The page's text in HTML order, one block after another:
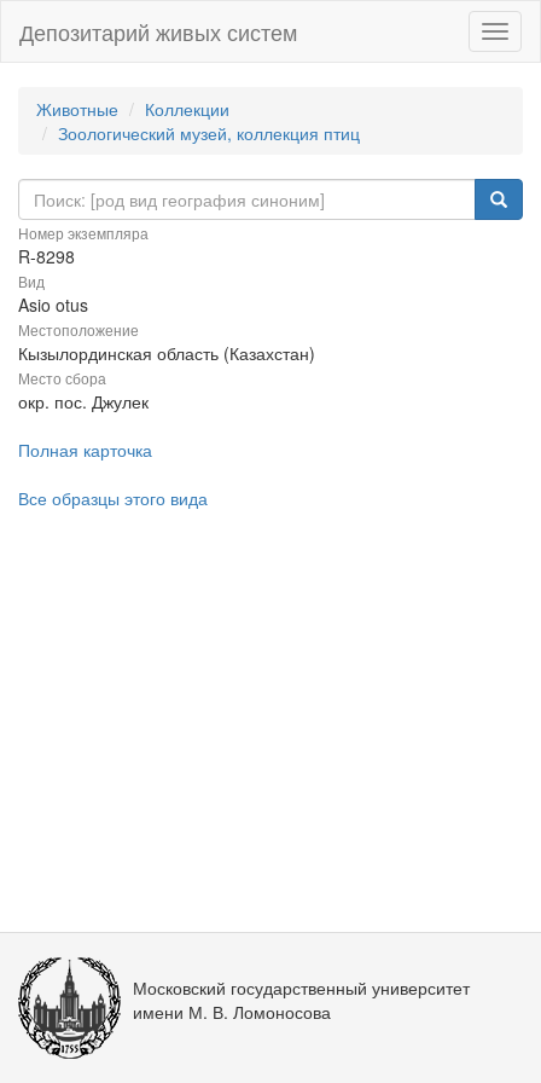
Депозитарий живых систем
Животные
Коллекции
Зоологический музей, коллекция птиц
Номер экземпляра
R-8298
Вид
Asio otus
Местоположение
Кызылординская область (Казахстан)
Место сбора
окр. пос. Джулек
Полная карточка
Все образцы этого вида
Московский государственный университет
имени М. В. Ломоносова